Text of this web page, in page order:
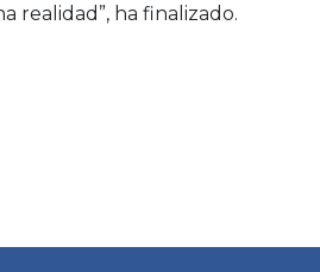
realidad”, ha finalizado.